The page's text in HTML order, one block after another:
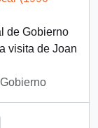
de Gobierno
visita de Joan